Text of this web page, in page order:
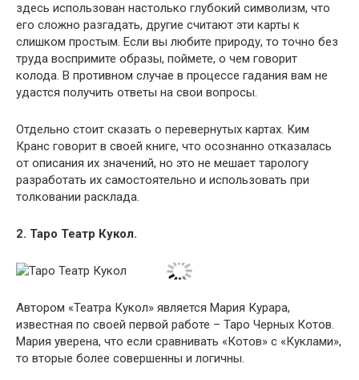
здесь использован настолько глубокий символизм, что
его сложно разгадать, другие считают эти карты к
слишком простым. Если вы любите природу, то точно без
труда воспримите образы, поймете, о чем говорит
колода. В противном случае в процессе гадания вам не
удастся получить ответы на свои вопросы.
Отдельно стоит сказать о перевернутых картах. Ким
Кранс говорит в своей книге, что осознанно отказалась
от описания их значений, но это не мешает тарологу
разработать их самостоятельно и использовать при
толковании расклада.
2. Таро Театр Кукол.
Автором «Театра Кукол» является Мария Курара,
известная по своей первой работе – Таро Черных Котов.
Мария уверена, что если сравнивать «Котов» с «Куклами»,
то вторые более совершенны и логичны.